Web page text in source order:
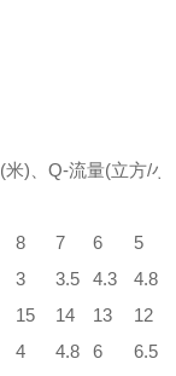
(米) Q-流量(立方/小
8 7 6 5
3 3.5 4.3 4.8
15 14 13 12
4 4.8 6 6.5